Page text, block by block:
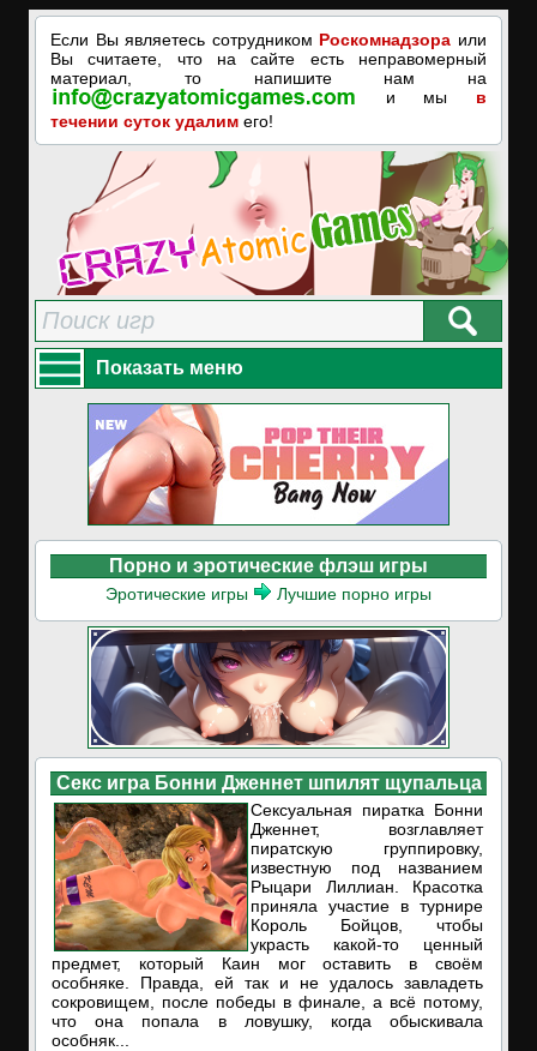
Если Вы являетесь сотрудником Роскомнадзора или
Вы считаете, что на сайте есть неправомерный
материал, то напишите нам на
и мы в
течении суток удалим его!
Показать меню
Порно и эротические флэш игры
Эротические игры Лучшие порно игры
Секс игра Бонни Дженнет шпилят щупальца
Сексуальная пиратка Бонни
Дженнет, возглавляет
пиратскую группировку,
известную под названием
Рыцари Лиллиан. Красотка
приняла участие в турнире
Король Бойцов, чтобы
украсть какой-то ценный
предмет, который Каин мог оставить в своём
особняке. Правда, ей так и не удалось завладеть
сокровищем, после победы в финале, а всё потому,
что она попала в ловушку, когда обыскивала
особняк...